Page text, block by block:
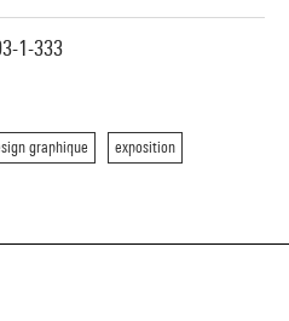
1-333
graphique exposition